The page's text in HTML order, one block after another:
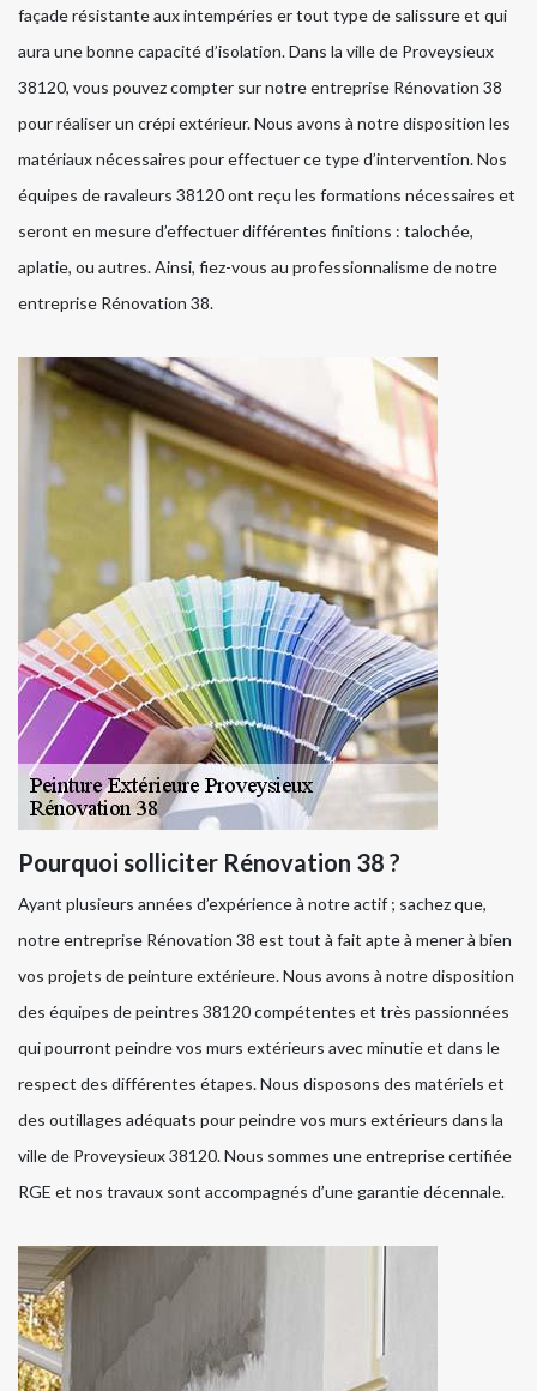
façade résistante aux intempéries er tout type de salissure et qui
aura une bonne capacité d’isolation. Dans la ville de Proveysieux
38120, vous pouvez compter sur notre entreprise Rénovation 38
pour réaliser un crépi extérieur. Nous avons à notre disposition les
matériaux nécessaires pour effectuer ce type d’intervention. Nos
équipes de ravaleurs 38120 ont reçu les formations nécessaires et
seront en mesure d’effectuer différentes finitions : talochée,
aplatie, ou autres. Ainsi, fiez-vous au professionnalisme de notre
entreprise Rénovation 38.
Pourquoi solliciter Rénovation 38 ?
Ayant plusieurs années d’expérience à notre actif ; sachez que,
notre entreprise Rénovation 38 est tout à fait apte à mener à bien
vos projets de peinture extérieure. Nous avons à notre disposition
des équipes de peintres 38120 compétentes et très passionnées
qui pourront peindre vos murs extérieurs avec minutie et dans le
respect des différentes étapes. Nous disposons des matériels et
des outillages adéquats pour peindre vos murs extérieurs dans la
ville de Proveysieux 38120. Nous sommes une entreprise certifiée
RGE et nos travaux sont accompagnés d’une garantie décennale.